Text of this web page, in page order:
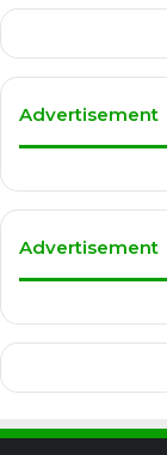
Advertisement
Advertisement